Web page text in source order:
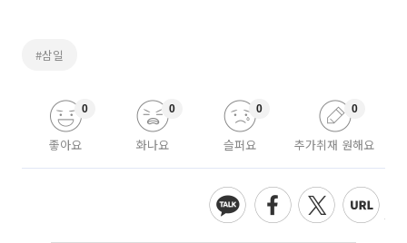
#삼일
좋아요
0
화나요
0
슬퍼요
0
추가취재 원해요
0